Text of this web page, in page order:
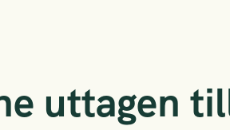
uttagen